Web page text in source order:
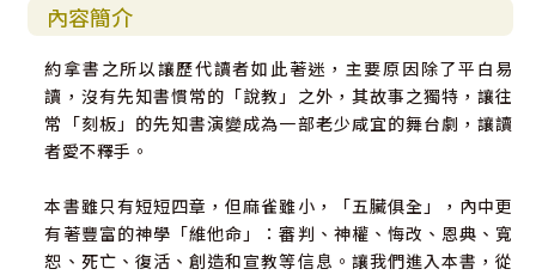
內容簡介
約拿書之所以讓歷代讀者如此著迷，主要原因除了平白易
讀，沒有先知書慣常的「說教」之外，其故事之獨特，讓往
常「刻板」的先知書演變成為一部老少咸宜的舞台劇，讓讀
者愛不釋手。
本書雖只有短短四章，但麻雀雖小，「五臟俱全」，內中更
有著豐富的神學「維他命」：審判、神權、悔改、恩典、寬
恕、死亡、復活、創造和宣教等信息。讓我們進入本書，從